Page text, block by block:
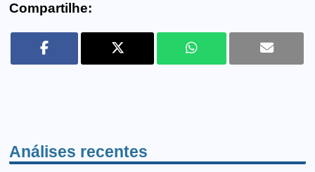
Compartilhe:
Análises recentes